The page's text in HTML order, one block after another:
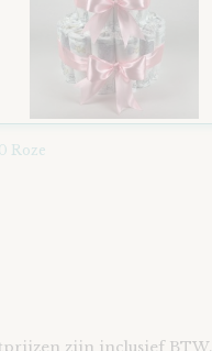
Roze
zijn inclusief BTW.